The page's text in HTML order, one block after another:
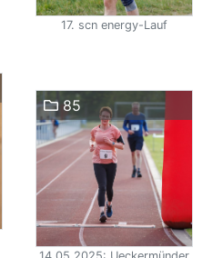
17. scn energy-Lauf
85